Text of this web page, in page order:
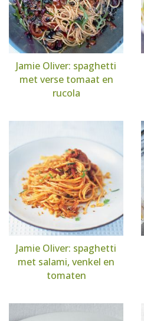
Jamie Oliver: spaghetti
met verse tomaat en
rucola
Jamie Oliver: spaghetti
met salami, venkel en
tomaten